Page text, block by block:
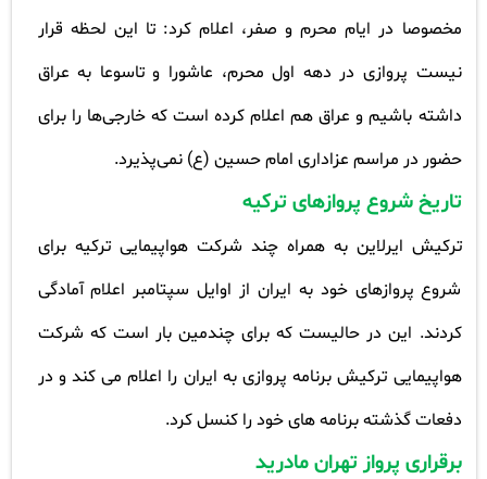
مخصوصا در ایام محرم و صفر، اعلام کرد: تا این لحظه قرار
نیست پروازی در دهه اول محرم، عاشورا و تاسوعا به عراق
داشته باشیم و عراق هم اعلام کرده است که خارجی‌ها را برای
حضور در مراسم عزاداری امام حسین (ع) نمی‌پذیرد.
تاریخ شروع پروازهای ترکیه
ترکیش ایرلاین به همراه چند شرکت هواپیمایی ترکیه برای
شروع پروازهای خود به ایران از اوایل سپتامبر اعلام آمادگی
کردند. این در حالیست که برای چندمین بار است که شرکت
هواپیمایی ترکیش برنامه پروازی به ایران را اعلام می کند و در
دفعات گذشته برنامه های خود را کنسل کرد.
برقراری پرواز تهران مادرید